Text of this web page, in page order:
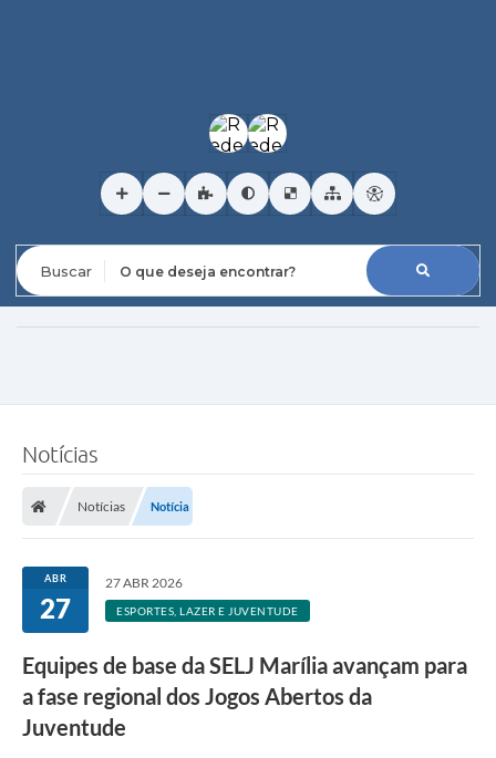
Notícias
Notícias Notícia
ABR
27
27 ABR 2026
ESPORTES, LAZER E JUVENTUDE
Equipes de base da SELJ Marília avançam para
a fase regional dos Jogos Abertos da
Juventude